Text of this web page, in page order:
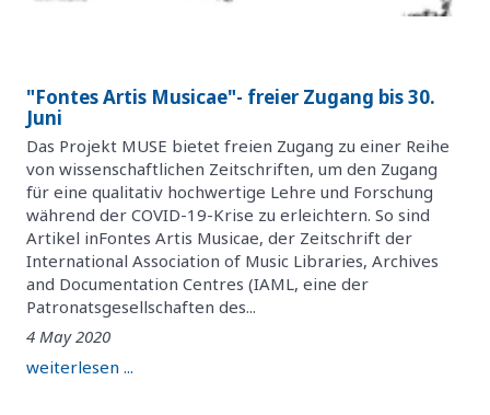
"Fontes Artis Musicae"- freier Zugang bis 30.
Juni
Das Projekt MUSE bietet freien Zugang zu einer Reihe
von wissenschaftlichen Zeitschriften, um den Zugang
für eine qualitativ hochwertige Lehre und Forschung
während der COVID-19-Krise zu erleichtern. So sind
Artikel inFontes Artis Musicae, der Zeitschrift der
International Association of Music Libraries, Archives
and Documentation Centres (IAML, eine der
Patronatsgesellschaften des...
4 May 2020
weiterlesen ...